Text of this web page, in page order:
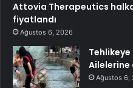
Attovia Therapeutics
fiyatlandı
Ağustos 6, 2026
Ailelerine
Ağustos 6,